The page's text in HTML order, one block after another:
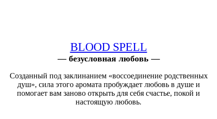
BLOOD SPELL
— безусловная любовь —
Созданный под заклинанием «воссоединение родственных
душ», сила этого аромата пробуждает любовь в душе и
помогает вам заново открыть для себя счастье, покой и
настоящую любовь.